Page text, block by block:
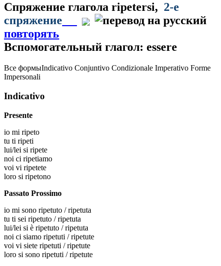
Спряжение глагола ripetersi, 2-е
спряжение
повторять
Вспомогательный глагол: essere
Все формыIndicativo Conjuntivo Condizionale Imperativo Forme
Impersonali
Indicativo
Presente
io mi ripeto
tu ti ripeti
lui/lei si ripete
noi ci ripetiamo
voi vi ripetete
loro si ripetono
Passato Prossimo
io mi sono ripetuto / ripetuta
tu ti sei ripetuto / ripetuta
lui/lei si è ripetuto / ripetuta
noi ci siamo ripetuti / ripetute
voi vi siete ripetuti / ripetute
loro si sono ripetuti / ripetute